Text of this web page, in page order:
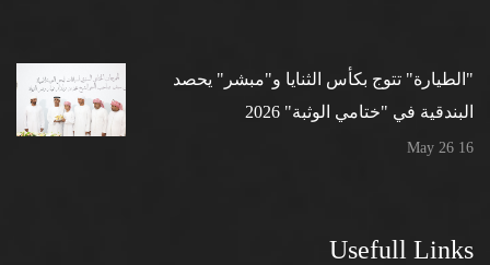
"الطيارة" تتوج بكأس الثنايا و"مبشر" يحصد
البندقية في "ختامي الوثبة" 2026
16 May 26
Usefull Links